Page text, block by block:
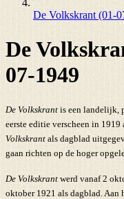
De Volkskrant (01-
De
07-1949
De Volkskrant is een landelijk,
eerste editie verscheen in
Volkskrant als dagblad
gaan richten op de hoger
De Volkskrant werd vanaf 2
oktober 1921 als dagblad. Aan